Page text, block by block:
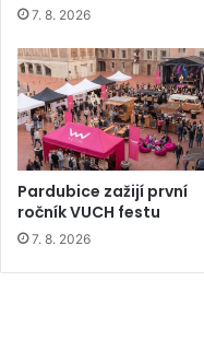
7. 8. 2026
Pardubice zažijí první
ročník VUCH festu
7. 8. 2026